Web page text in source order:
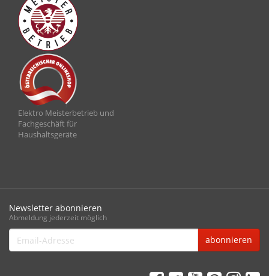
Elektro Meisterbetrieb und
Fachgeschäft für
Haushaltsgeräte
Newsletter abonnieren
Abmeldung jederzeit möglich
Email-
Adresse
abonnieren